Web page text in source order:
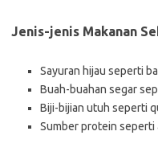
Jenis-jenis Makanan
Sayuran hijau seperti
Buah-buahan segar
Biji-bijian utuh seperti
Sumber protein seperti